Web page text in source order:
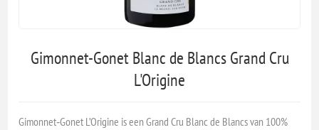
Gimonnet-Gonet Blanc de Blancs Grand Cru
L'Origine
Gimonnet‑Gonet L’Origine is een Grand Cru Blanc de Blancs van 100%